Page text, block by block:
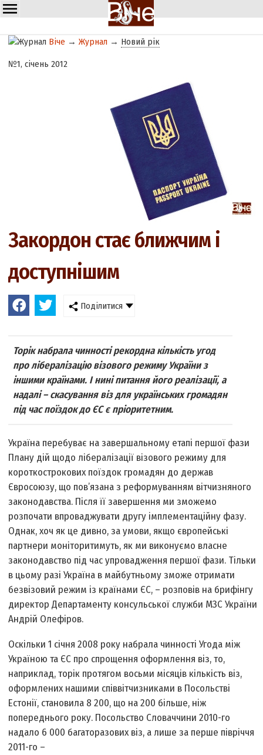
Віче →Журнал → Новий рік
№1, січень 2012
Закордон стає ближчим і
доступнішим
Поділитися
Торік набрала чинності рекордна кількість угод
про лібералізацію візового режиму України з
іншими країнами. І нині питання його реалізації, а
надалі – скасування віз для українських громадян
під час поїздок до ЄС є пріоритетним.
Україна перебуває на завершальному етапі першої фази
Плану дій щодо лібералізації візового режиму для
короткострокових поїздок громадян до держав
Євросоюзу, що пов’язана з реформуванням вітчизняного
законодавства. Після її завершення ми зможемо
розпочати впроваджувати другу імплементаційну фазу.
Однак, хоч як це дивно, за умови, якщо європейські
партнери моніторитимуть, як ми виконуємо власне
законодавство під час упровадження першої фази. Тільки
в цьому разі Україна в майбутньому зможе отримати
безвізовий режим із країнами ЄС, – розповів на брифінгу
директор Департаменту консульської служби МЗС України
Андрій Олефіров.
Оскільки 1 січня 2008 року набрала чинності Угода між
Україною та ЄС про спрощення оформлення віз, то,
наприклад, торік протягом восьми місяців кількість віз,
оформлених нашими співвітчизниками в Посольстві
Естонії, становила 8 200, що на 200 більше, ніж
попереднього року. Посольство Словаччини 2010-го
надало 6 000 багаторазових віз, а лише за перше півріччя
2011-го –